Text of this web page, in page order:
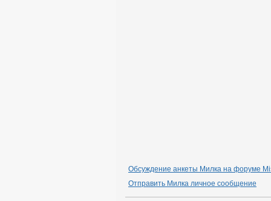
Обсуждение анкеты Милка на форуме
Отправить Милка личное сообщение